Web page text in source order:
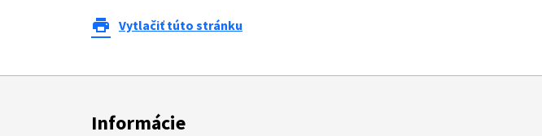
print Vytlačiť túto stránku
Informácie